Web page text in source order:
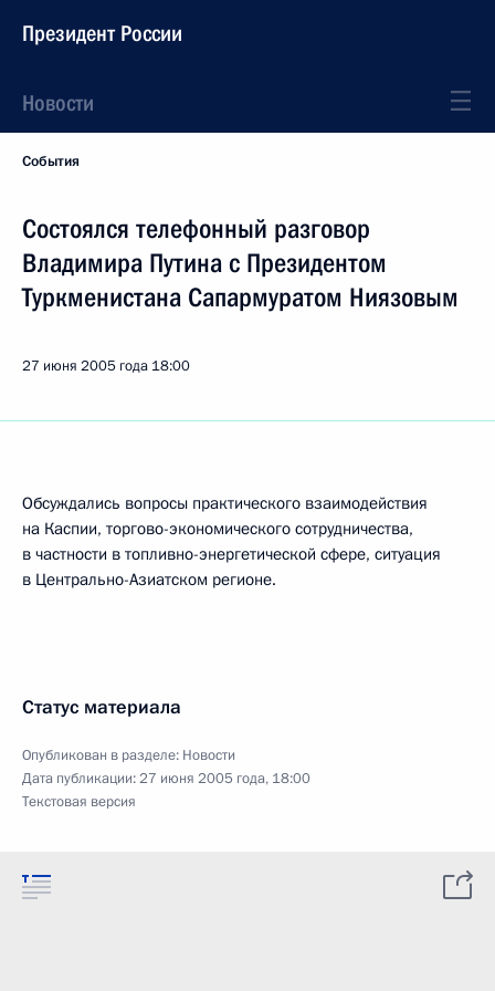
Президент России
Новости
События
Состоялся телефонный разговор
Владимира Путина с Президентом
Туркменистана Сапармуратом Ниязовым
27 июня 2005 года 18:00
Обсуждались вопросы практического взаимодействия
на Каспии, торгово-экономического сотрудничества,
в частности в топливно-энергетической сфере, ситуация
в Центрально-Азиатском регионе.
Статус материала
Опубликован в разделе: Новости
Дата публикации:27 июня 2005 года, 18:00
Текстовая версия